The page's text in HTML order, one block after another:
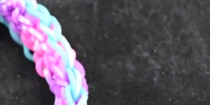
-20% jusqu’au 30 septembre
avec les French Days
23 septembre 2025
Quels sont les astuces
réussir la peinture au
de Royal Langnickel® ?
-25% sur tout le site pour
préparer la fête des
Mères
15 mai 2026